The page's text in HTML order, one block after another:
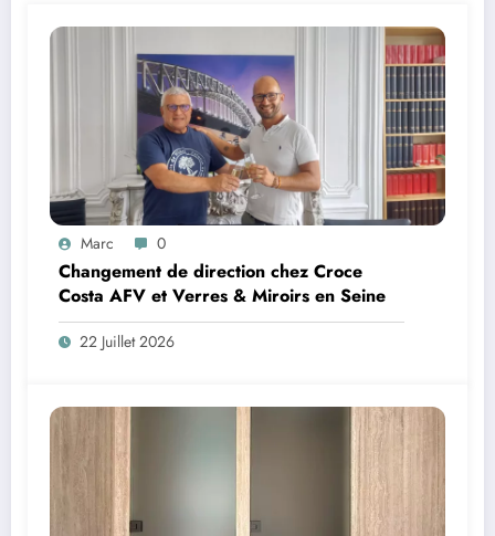
Marc 0
Changement de direction chez Croce
Costa AFV et Verres & Miroirs en Seine
22 Juillet 2026